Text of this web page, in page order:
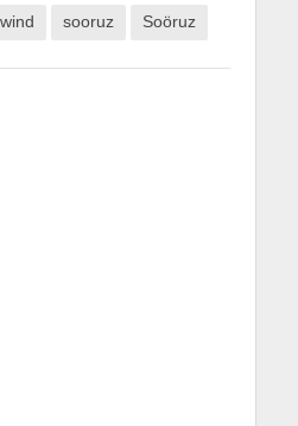
sooruz Soöruz